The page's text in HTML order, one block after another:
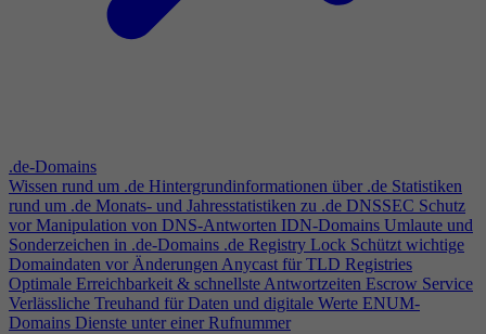
.de-Domains
Wissen rund um .de Hintergrundinformationen über .de Statistiken
rund um .de Monats- und Jahresstatistiken zu .de DNSSEC Schutz
vor Manipulation von DNS-Antworten IDN-Domains Umlaute und
Sonderzeichen in .de-Domains .de Registry Lock Schützt wichtige
Domaindaten vor ÄnderungenAnycast für TLD Registries
Optimale Erreichbarkeit & schnellste Antwortzeiten Escrow Service
Verlässliche Treuhand für Daten und digitale Werte ENUM-
Domains Dienste unter einer Rufnummer